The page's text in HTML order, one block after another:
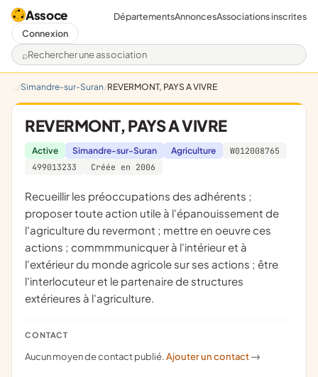
Assoce
Rechercher une association
DépartementsAnnoncesAssociations inscrites
Connexion
Simandre-sur-Suran REVERMONT, PAYS A VIVRE
REVERMONT, PAYS A VIVRE
Active Simandre-sur-Suran Agriculture
W012008765
499013233
Créée en 2006
recueillir les préoccupations des adhérents ;
proposer toute action utile à l'épanouissement de
l'agriculture du revermont ; mettre en oeuvre ces
actions ; commmmunicquer à l'intérieur et à
l'extérieur du monde agricole sur ses actions ; être
l'interlocuteur et le partenaire de structures
extérieures à l'agriculture.
CONTACT
Aucun moyen de contact publié.Ajouter un contact ->